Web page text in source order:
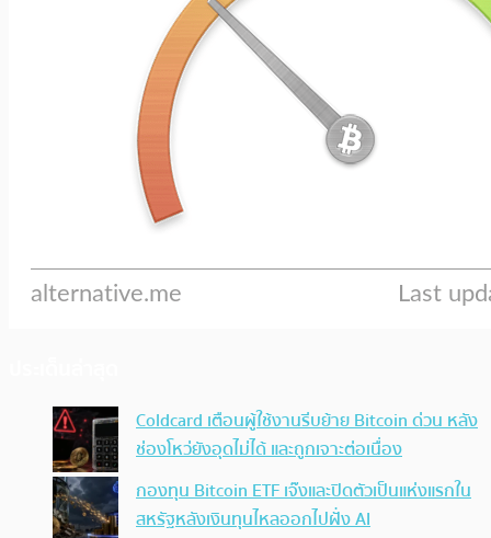
Coldcard เตือนผู้ใช้งานรีบย้าย Bitcoin ด่วน หลัง
ช่องโหว่ยังอุดไม่ได้ และถูกเจาะต่อเนื่อง
กองทุน Bitcoin ETF เจ๊งและปิดตัวเป็นแห่งแรกใน
สหรัฐหลังเงินทุนไหลออกไปฝั่ง AI